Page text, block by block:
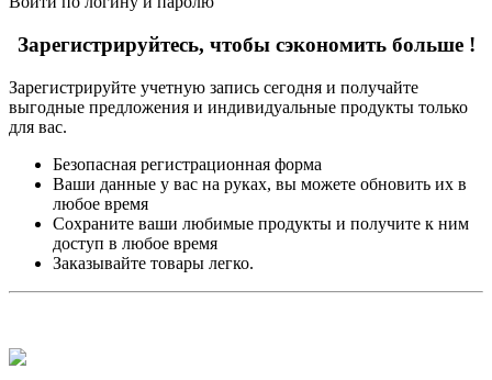
Зарегистрируйтесь, чтобы сэкономить больше !
Зарегистрируйте учетную запись сегодня и получайте
выгодные предложения и индивидуальные продукты только
для вас.
Безопасная регистрационная форма
Ваши данные у вас на руках, вы можете обновить их в
любое время
Сохраните ваши любимые продукты и получите к ним
доступ в любое время
Заказывайте товары легко.